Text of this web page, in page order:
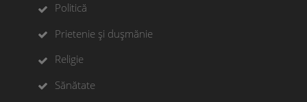
Politică
Prietenie și dușmănie
Religie
Sănătate